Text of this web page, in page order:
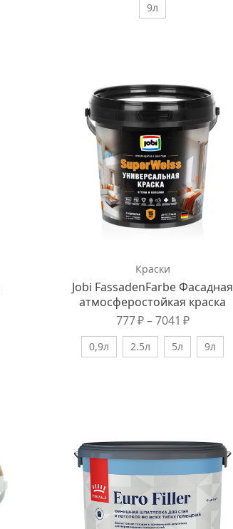
9л
Краски
Jobi FassadenFarbe Фасадная
атмосферостойкая краска
777₽ – 7041 ₽
0,9л 2.5л 5л 9л